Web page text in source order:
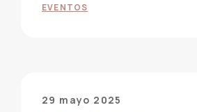
EVENTOS
29 mayo 2025